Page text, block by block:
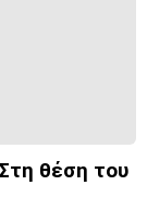
θέση του